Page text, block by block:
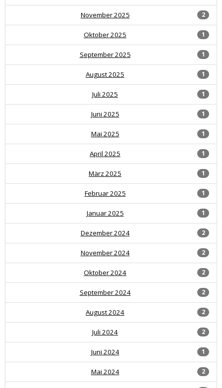
2
November 2025
1
Oktober 2025
1
September 2025
1
August 2025
1
Juli 2025
1
Juni 2025
1
Mai 2025
1
April 2025
1
März 2025
1
Februar 2025
1
Januar 2025
2
Dezember 2024
2
November 2024
2
Oktober 2024
2
September 2024
2
August 2024
2
Juli 2024
1
Juni 2024
2
Mai 2024